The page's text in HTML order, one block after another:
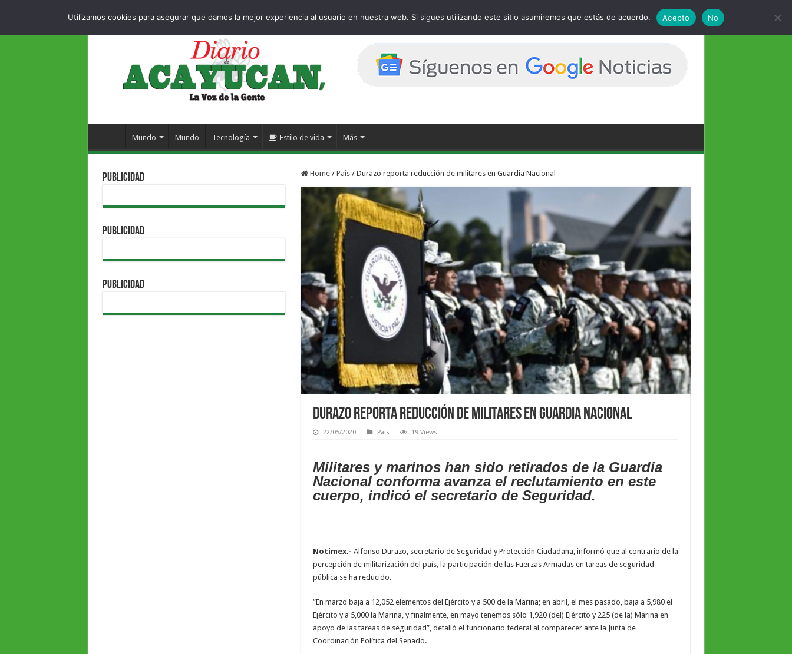
Mundo Mundo Tecnología Estilo de vida Más
Home / Pais / Durazo reporta reducción de militares en Guardia Nacional
Durazo reporta reducción de militares en Guardia Nacional
22/05/2020 Pais 19 Views
Militares y marinos han sido retirados de la Guardia
Nacional conforma avanza el reclutamiento en este
cuerpo, indicó el secretario de Seguridad.
Notimex.- Alfonso Durazo, secretario de Seguridad y Protección Ciudadana, informó que al contrario de la
percepción de militarización del país, la participación de las Fuerzas Armadas en tareas de seguridad
pública se ha reducido.
“En marzo baja a 12,052 elementos del Ejército y a 500 de la Marina; en abril, el mes pasado, baja a 5,980 el
Ejército y a 5,000 la Marina, y finalmente, en mayo tenemos sólo 1,920 (del) Ejército y 225 (de la) Marina en
apoyo de las tareas de seguridad”, detalló el funcionario federal al comparecer ante la Junta de
Coordinación Política del Senado.
PUBLICIDAD
PUBLICIDAD
PUBLICIDAD
Utilizamos cookies para asegurar que damos la mejor experiencia al usuario en nuestra web. Si sigues utilizando este sitio asumiremos que estás de acuerdo. Acepto No